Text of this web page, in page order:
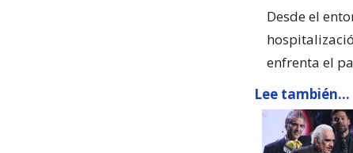
Desde el
enfrenta el
Lee también...